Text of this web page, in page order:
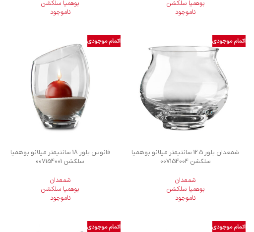
بوهمیا سلکشن
ناموجود
بوهمیا سلکشن
ناموجود
اتمام موجودی
شمعدان بلور 12.5 سانتیمتر میلانو بوهمیا
سلکشن 007154004
شمعدان
بوهمیا سلکشن
ناموجود
اتمام موجودی
فانوس بلور 18 سانتیمتر میلانو بوهمیا
سلکشن 007154001
شمعدان
بوهمیا سلکشن
ناموجود
اتمام موجودی اتمام موجودی